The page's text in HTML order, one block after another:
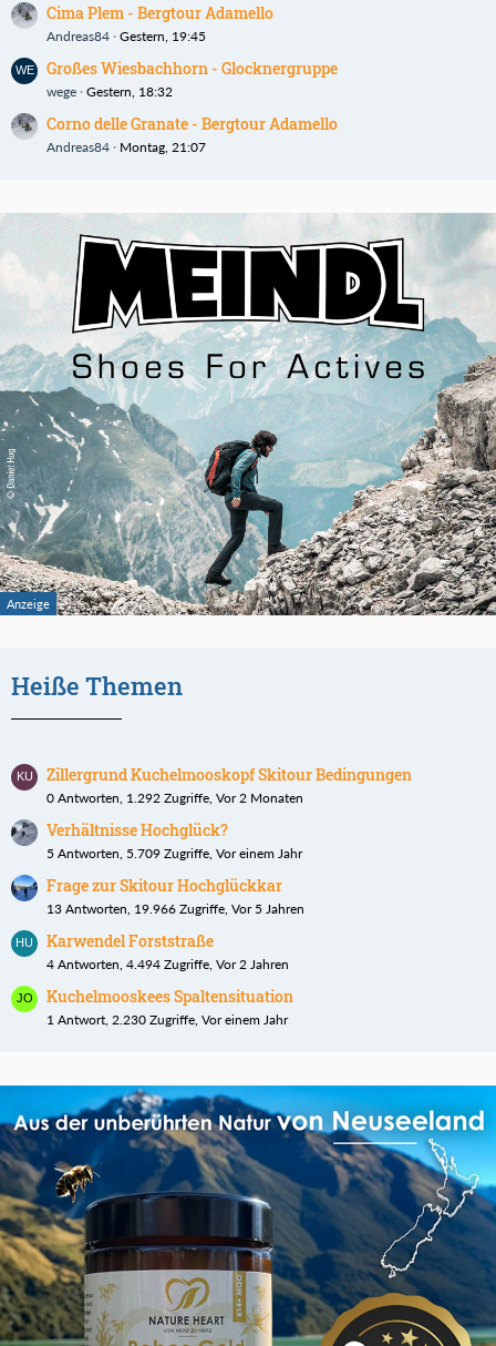
Cima Plem - Bergtour Adamello
Andreas84 Gestern, 19:45
Großes Wiesbachhorn - Glocknergruppe
wege Gestern, 18:32
Corno delle Granate - Bergtour Adamello
Andreas84 Montag, 21:07
Heiße Themen
Zillergrund Kuchelmooskopf Skitour Bedingungen
0 Antworten, 1.292 Zugriffe, Vor 2 Monaten
Verhältnisse Hochglück?
5 Antworten, 5.709 Zugriffe, Vor einem Jahr
Frage zur Skitour Hochglückkar
13 Antworten, 19.966 Zugriffe, Vor 5 Jahren
Karwendel Forststraße
4 Antworten, 4.494 Zugriffe, Vor 2 Jahren
Kuchelmooskees Spaltensituation
1 Antwort, 2.230 Zugriffe, Vor einem Jahr